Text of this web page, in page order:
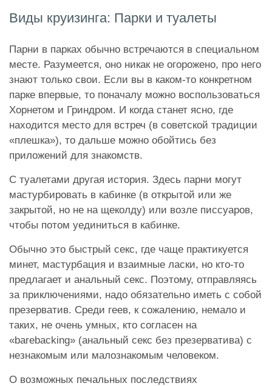
Виды круизинга: Парки и туалеты
Парни в парках обычно встречаются в специальном
месте. Разумеется, оно никак не огорожено, про него
знают только свои. Если вы в каком-то конкретном
парке впервые, то поначалу можно воспользоваться
Хорнетом и Гриндром. И когда станет ясно, где
находится место для встреч (в советской традиции
«плешка»), то дальше можно обойтись без
приложений для знакомств.
С туалетами другая история. Здесь парни могут
мастурбировать в кабинке (в открытой или же
закрытой, но не на щеколду) или возле писсуаров,
чтобы потом уединиться в кабинке.
Обычно это быстрый секс, где чаще практикуется
минет, мастурбация и взаимные ласки, но кто-то
предлагает и анальный секс. Поэтому, отправляясь
за приключениями, надо обязательно иметь с собой
презерватив. Среди геев, к сожалению, немало и
таких, не очень умных, кто согласен на
«barebacking» (анальный секс без презерватива) с
незнакомым или малознакомым человеком.
О возможных печальных последствиях